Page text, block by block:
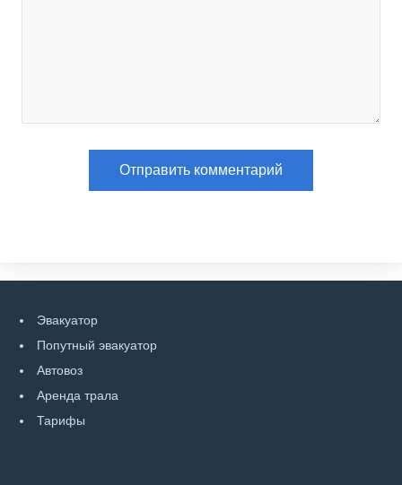
Эвакуатор
Попутный эвакуатор
Автовоз
Аренда трала
Тарифы